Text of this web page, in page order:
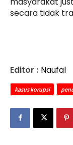
secara tidak
Editor : Naufal
kasus korupsi